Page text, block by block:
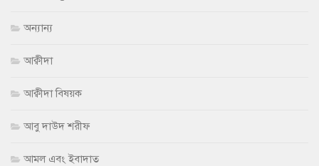
অন্যান্য
আক্বীদা
আক্বীদা বিষয়ক
আবু দাউদ শরীফ
আমল এবং ইবাদাত